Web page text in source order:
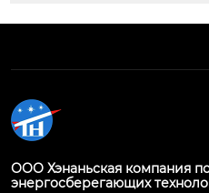
ООО Хэнаньская компания
энергосберегающих